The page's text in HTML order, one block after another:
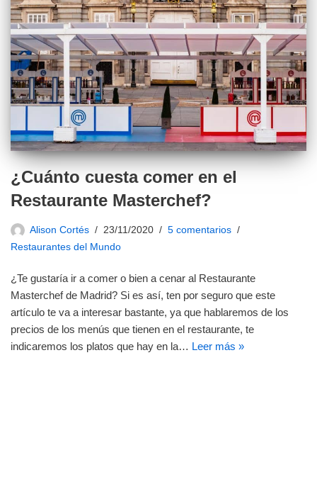
¿Cuánto cuesta comer en el
Restaurante Masterchef?
Alison Cortés 23/11/2020
5 comentarios
Restaurantes del Mundo
¿Te gustaría ir a comer o bien a cenar al Restaurante
Masterchef de Madrid? Si es así, ten por seguro que este
artículo te va a interesar bastante, ya que hablaremos de los
precios de los menús que tienen en el restaurante, te
indicaremos los platos que hay en la… Leer más »